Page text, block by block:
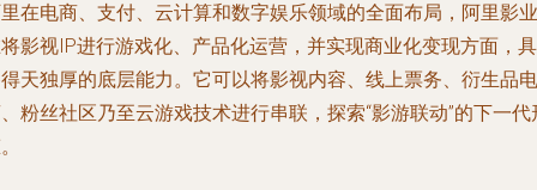
在电商、支付、云计算和数字娱乐领域的全面布局，阿里影业
影视IP进行游戏化、产品化运营，并实现商业化变现方面，具
天独厚的底层能力。它可以将影视内容、线上票务、衍生品电
粉丝社区乃至云游戏技术进行串联，探索“影游联动”的下一代